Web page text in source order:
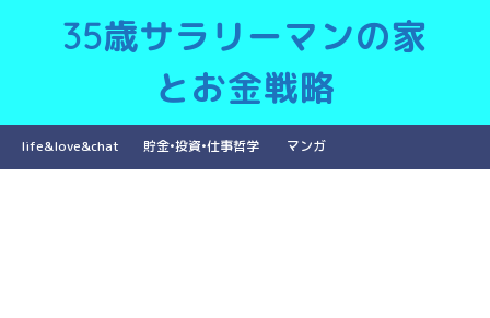
35歳サラリーマンの家
とお金戦略
life&love&chat 貯金•投資•仕事哲学 マンガ